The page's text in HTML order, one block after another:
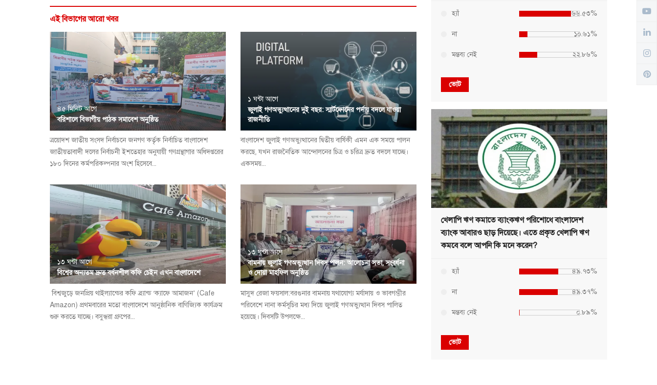
এই বিভাগের আরো খবর
৪৫ মিনিট আগে
বরিশালে বিভাগীয় পাঠক সমাবেশ অনুষ্ঠিত
ত্রয়োদশ জাতীয় সংসদ নির্বাচনে জনগণ কর্তৃক নির্বাচিত বাংলাদেশ
জাতীয়তাবাদী দলের নির্বাচনী ইশতেহার অনুযায়ী গণগ্রন্থাগার অধিদপ্তরের
১৮০ দিনের কর্মপরিকল্পনার অংশ হিসেবে...
১ ঘন্টা আগে
জুলাই গণঅভ্যুত্থানের দুই বছর: স্মার্টফোনের পর্দায় বদলে যাওয়া
রাজনীতি
বাংলাদেশ জুলাই গণঅভ্যুত্থানের দ্বিতীয় বার্ষিকী এমন এক সময়ে পালন
করছে, যখন রাজনৈতিক আন্দোলনের চিত্র ও চরিত্র দ্রুত বদলে যাচ্ছে।
একসময়...
১৩ ঘন্টা আগে
বিশ্বের অন্যতম দ্রুত বর্ধনশীল কফি চেইন এখন বাংলাদেশে
বিশ্বজুড়ে জনপ্রিয় থাইল্যান্ডের কফি ব্র্যান্ড ‘ক্যাফে আমাজন’ (Cafe
Amazon) প্রথমবারের মতো বাংলাদেশে আনুষ্ঠানিক বাণিজ্যিক কার্যক্রম
শুরু করতে যাচ্ছে। বসুন্ধরা গ্রুপের...
১৩ ঘন্টা আগে
বামনায় জুলাই গণঅভ্যুত্থান দিবস পালন: আলোচনা সভা, সংবর্ধনা
ও দোয়া মাহফিল অনুষ্ঠিত
​মাসুদ রেজা ফয়সাল:বরগুনার বামনায় যথাযোগ্য মর্যাদায় ও ভাবগম্ভীর
পরিবেশে নানা কর্মসূচির মধ্য দিয়ে জুলাই গণঅভ্যুত্থান দিবস পালিত
হয়েছে। দিবসটি উপলক্ষে...
হ্যাঁ ৬৬.৫৩%
না ১০.৬১%
মন্তব্য নেই ২২.৮৬%
ভোট
খেলাপি ঋণ কমাতে ব্যাংকঋণ পরিশোধে বাংলাদেশ
ব্যাংক আবারও ছাড় দিয়েছে। এতে প্রকৃত খেলাপি ঋণ
কমবে বলে আপনি কি মনে করেন?
হ্যাঁ ৪৯.৭৩%
না ৪৯.৩৭%
মন্তব্য নেই ০.৮৯%
ভোট